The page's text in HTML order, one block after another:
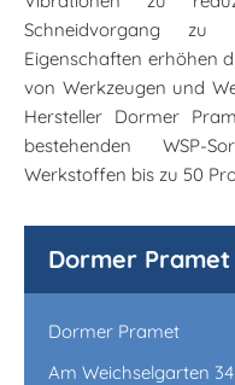
Schneidvorgang zu
Eigenschaften erhöhen
von Werkzeugen und
Hersteller Dormer
bestehenden
Werkstoffen bis zu 50
Dormer Pramet
Dormer Pramet
Am Weichselgarten 34